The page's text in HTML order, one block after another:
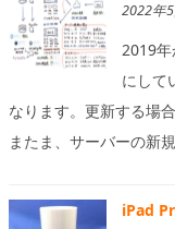
2022年
2019年
にして
なります。更新する場
またま、サーバーの新
iPad